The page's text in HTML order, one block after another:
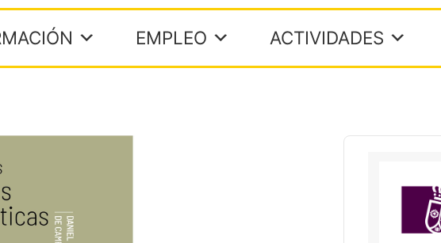
EMPLEO ACTIVIDADES